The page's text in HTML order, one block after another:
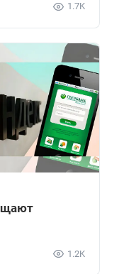
1.7K
1.2K